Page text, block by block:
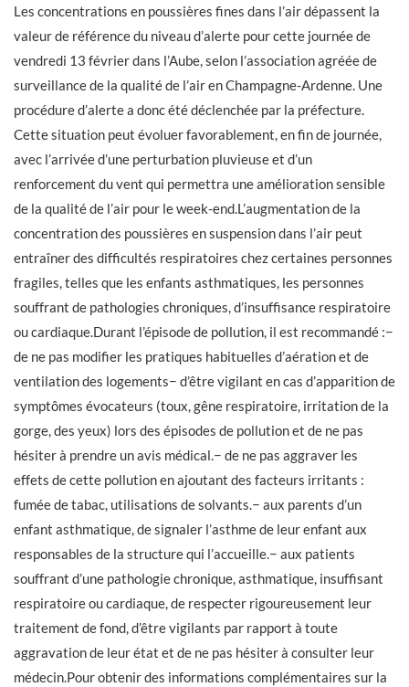
Les concentrations en poussières fines dans l’air dépassent la
valeur de référence du niveau d’alerte pour cette journée de
vendredi 13 février dans l’Aube, selon l’association agréée de
surveillance de la qualité de l’air en Champagne-Ardenne. Une
procédure d’alerte a donc été déclenchée par la préfecture.
Cette situation peut évoluer favorablement, en fin de journée,
avec l’arrivée d’une perturbation pluvieuse et d’un
renforcement du vent qui permettra une amélioration sensible
de la qualité de l’air pour le week-end.L’augmentation de la
concentration des poussières en suspension dans l’air peut
entraîner des difficultés respiratoires chez certaines personnes
fragiles, telles que les enfants asthmatiques, les personnes
souffrant de pathologies chroniques, d’insuffisance respiratoire
ou cardiaque.Durant l’épisode de pollution, il est recommandé :−
de ne pas modifier les pratiques habituelles d’aération et de
ventilation des logements− d’être vigilant en cas d’apparition de
symptômes évocateurs (toux, gêne respiratoire, irritation de la
gorge, des yeux) lors des épisodes de pollution et de ne pas
hésiter à prendre un avis médical.− de ne pas aggraver les
effets de cette pollution en ajoutant des facteurs irritants :
fumée de tabac, utilisations de solvants.− aux parents d’un
enfant asthmatique, de signaler l’asthme de leur enfant aux
responsables de la structure qui l’accueille.− aux patients
souffrant d’une pathologie chronique, asthmatique, insuffisant
respiratoire ou cardiaque, de respecter rigoureusement leur
traitement de fond, d’être vigilants par rapport à toute
aggravation de leur état et de ne pas hésiter à consulter leur
médecin.Pour obtenir des informations complémentaires sur la